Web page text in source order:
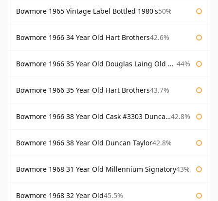
Bowmore 1965 Vintage Label Bottled 1980's50%
Bowmore 1966 34 Year Old Hart Brothers42.6%
Bowmore 1966 35 Year Old Douglas Laing Old Malt Cask 44%
Bowmore 1966 35 Year Old Hart Brothers43.7%
Bowmore 1966 38 Year Old Cask #3303 Duncan Taylor 42.8%
Bowmore 1966 38 Year Old Duncan Taylor42.8%
Bowmore 1968 31 Year Old Millennium Signatory43%
Bowmore 1968 32 Year Old45.5%